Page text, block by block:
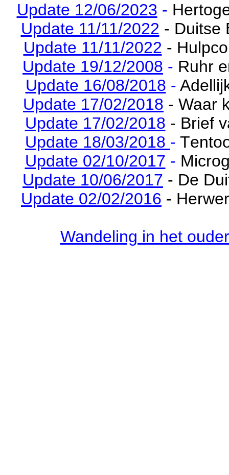
Update 12/06/2023 -
Update 11/11/2022 - Duitse
Update 11/11/2022 -
Update 19/12/2008 - Ruhr
Update 16/08/2018 -
Update 17/02/2018 -
Update 17/02/2018 - Brief
Update 18/03/2018 - T
Update 02/10/2017 -
Update 10/06/2017 - De
Update 02/02/2016 -
Wandeling in het